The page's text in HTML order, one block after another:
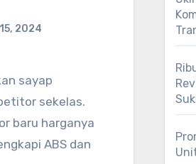
2024
sekelas.
baru harganya
ABS dan